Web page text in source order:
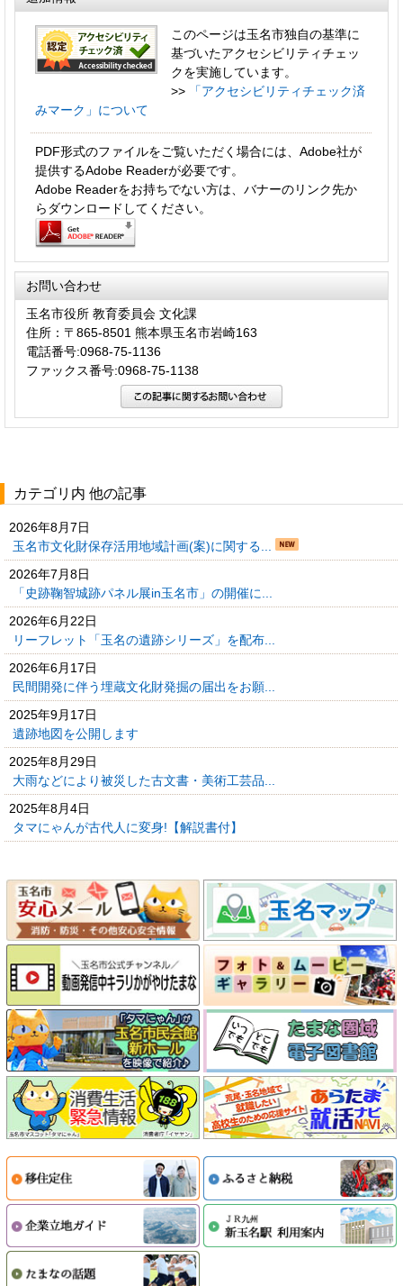
このページは玉名市独自の基準に
基づいたアクセシビリティチェッ
クを実施しています。
>>
「アクセシビリティチェック済
みマーク」について
PDF形式のファイルをご覧いただく場合には、Adobe社が
提供するAdobe Readerが必要です。
Adobe Readerをお持ちでない方は、バナーのリンク先か
らダウンロードしてください。
お問い合わせ
玉名市役所 教育委員会 文化課
住所：〒865-8501 熊本県玉名市岩崎163
電話番号:0968-75-1136
ファックス番号:0968-75-1138
カテゴリ内 他の記事
2026年8月7日
玉名市文化財保存活用地域計画(案)に関する...
2026年7月8日
「史跡鞠智城跡パネル展in玉名市」の開催に...
2026年6月22日
リーフレット「玉名の遺跡シリーズ」を配布...
2026年6月17日
民間開発に伴う埋蔵文化財発掘の届出をお願...
2025年9月17日
遺跡地図を公開します
2025年8月29日
大雨などにより被災した古文書・美術工芸品...
2025年8月4日
タマにゃんが古代人に変身!【解説書付】